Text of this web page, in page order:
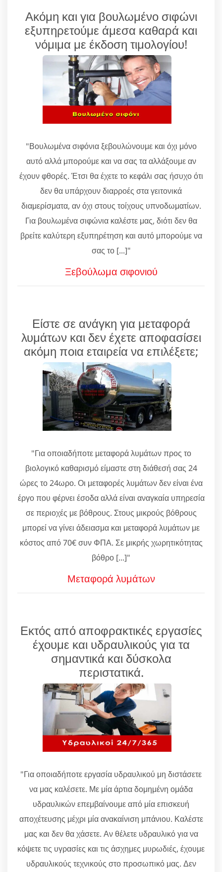
Ακόμη και για βουλωμένο σιφώνι
εξυπηρετούμε άμεσα καθαρά και
νόμιμα με έκδοση τιμολογίου!
"Βουλωμένα σιφόνια ξεβουλώνουμε και όχι μόνο
αυτό αλλά μπορούμε και να σας τα αλλάξουμε αν
έχουν φθορές. Έτσι θα έχετε το κεφάλι σας ήσυχο ότι
δεν θα υπάρχουν διαρροές στα γειτονικά
διαμερίσματα, αν όχι στους τοίχους υπνοδωματίων.
Για βουλωμένα σιφώνια καλέστε μας, διότι δεν θα
βρείτε καλύτερη εξυπηρέτηση και αυτό μπορούμε να
σας το [...]"
Ξεβούλωμα σιφονιού
Είστε σε ανάγκη για μεταφορά
λυμάτων και δεν έχετε αποφασίσει
ακόμη ποια εταιρεία να επιλέξετε;
"Για οποιαδήποτε μεταφορά λυμάτων προς το
βιολογικό καθαρισμό είμαστε στη διάθεσή σας 24
ώρες το 24ωρο. Οι μεταφορές λυμάτων δεν είναι ένα
έργο που φέρνει έσοδα αλλά είναι αναγκαία υπηρεσία
σε περιοχές με βόθρους. Στους μικρούς βόθρους
μπορεί να γίνει άδειασμα και μεταφορά λυμάτων με
κόστος από 70€ συν ΦΠΑ. Σε μικρής χωρητικότητας
βόθρο [...]"
Μεταφορά λυμάτων
Εκτός από αποφρακτικές εργασίες
έχουμε και υδραυλικούς για τα
σημαντικά και δύσκολα
περιστατικά.
"Για οποιαδήποτε εργασία υδραυλικού μη διστάσετε
να μας καλέσετε. Με μία άρτια δομημένη ομάδα
υδραυλικών επεμβαίνουμε από μία επισκευή
αποχέτευσης μέχρι μία ανακαίνιση μπάνιου. Καλέστε
μας και δεν θα χάσετε. Αν θέλετε υδραυλικό για να
κόψετε τις υγρασίες και τις άσχημες μυρωδιές, έχουμε
υδραυλικούς τεχνικούς στο προσωπικό μας. Δεν